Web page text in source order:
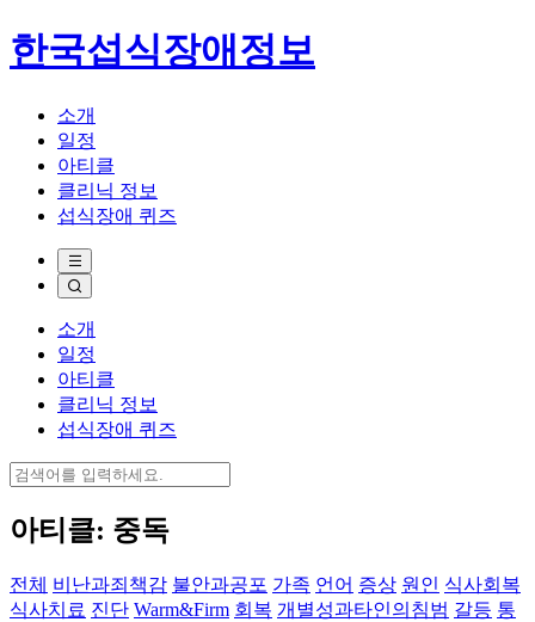
한국섭식장애정보
소개
일정
아티클
클리닉 정보
섭식장애 퀴즈
소개
일정
아티클
클리닉 정보
섭식장애 퀴즈
아티클: 중독
전체 비난과죄책감 불안과공포 가족 언어 증상 원인 식사회복
식사치료 진단 Warm&Firm 회복 개별성과타인의침범 갈등 통